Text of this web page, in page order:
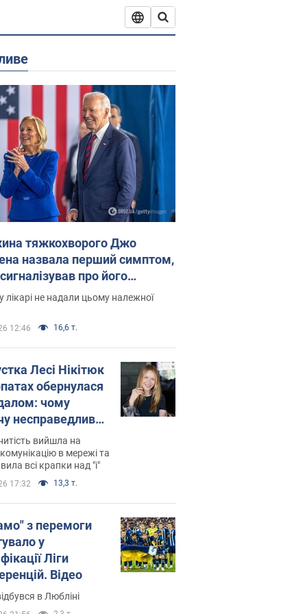
тяжкохворого Джо
назвала перший симптом,
про його
рак
лікарі не надали цьому належної
12:46 16,6 т.
Лесі Нікітюк
обернулася
чому
несправедливо
вийшла на
в мережі та
всі крапки над "і"
17:32 13,3 т.
з перемоги
у
Ліги
Відео
в Любліні